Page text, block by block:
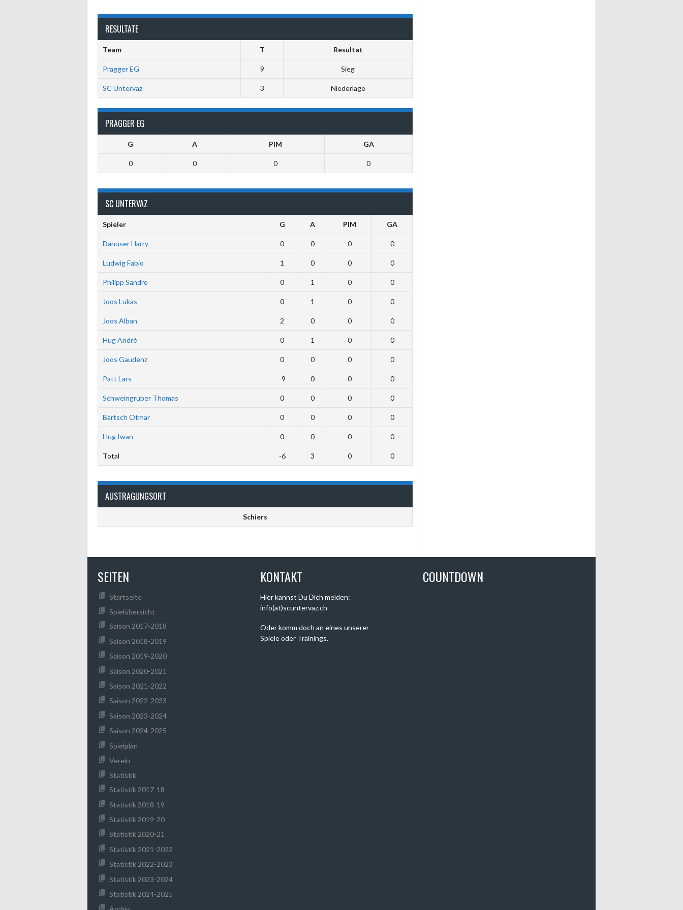
RESULTATE
Team T Resultat
Pragger EG 9 Sieg
SC Untervaz 3 Niederlage
PRAGGER EG
G A PIM GA
0 0 0 0
SC UNTERVAZ
Spieler G A PIM GA
Danuser Harry 0 0 0 0
Ludwig Fabio 1 0 0 0
Philipp Sandro 0 1 0 0
Joos Lukas 0 1 0 0
Joos Alban 2 0 0 0
Hug André 0 1 0 0
Joos Gaudenz 0 0 0 0
Patt Lars -9 0 0 0
Schweingruber Thomas 0 0 0 0
Bärtsch Otmar 0 0 0 0
Hug Iwan 0 0 0 0
Total -6 3 0 0
AUSTRAGUNGSORT
Schiers
SEITEN
Startseite
Spielübersicht
Saison 2017-2018
Saison 2018-2019
Saison 2019-2020
Saison 2020-2021
Saison 2021-2022
Saison 2022-2023
Saison 2023-2024
Saison 2024-2025
Spielplan
Verein
Statistik
Statistik 2017-18
Statistik 2018-19
Statistik 2019-20
Statistik 2020-21
Statistik 2021-2022
Statistik 2022-2023
Statistik 2023-2024
Statistik 2024-2025
KONTAKT
Hier kannst Du Dich melden:
info(at)scuntervaz.ch
Oder komm doch an eines unserer
Spiele oder Trainings.
COUNTDOWN